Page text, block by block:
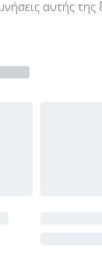
αυτής της